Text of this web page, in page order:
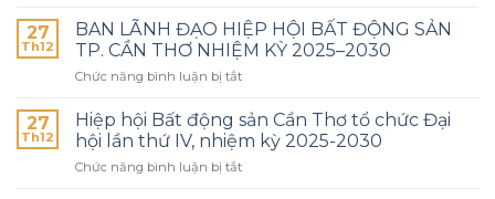
27
Th12
BAN LÃNH ĐẠO HIỆP HỘI BẤT ĐỘNG SẢN
TP. CẦN THƠ NHIỆM KỲ 2025–2030
Chức năng bình luận bị tắt
27
Th12
Hiệp hội Bất động sản Cần Thơ tổ chức Đại
hội lần thứ IV, nhiệm kỳ 2025-2030
Chức năng bình luận bị tắt